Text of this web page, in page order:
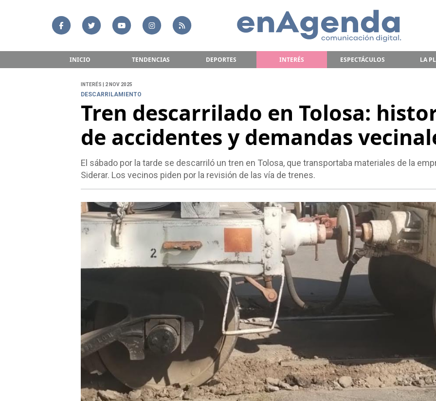
INICIO TENDENCIAS DEPORTES INTERÉS ESPECTÁCULOS LA
INTERÉS | 2 NOV 2025
DESCARRILAMIENTO
Tren descarrilado en Tolosa:
de accidentes y demandas
El sábado por la tarde se descarriló un tren en Tolosa, que transportaba materiales de la
Siderar. Los vecinos piden por la revisión de las vía de trenes.